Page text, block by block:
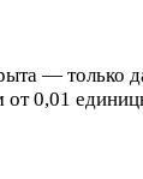
— только
от 0,01